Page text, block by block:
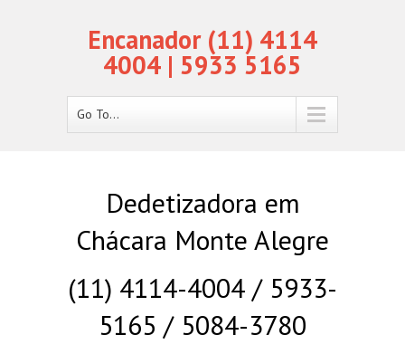
Encanador (11) 4114
4004 | 5933 5165
Go To...
Dedetizadora em
Chácara Monte Alegre
(11) 4114-4004 / 5933-
5165 / 5084-3780